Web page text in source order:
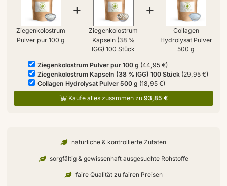
Ziegenkolostrum
Pulver pur 100 g
+
Ziegenkolostrum
Kapseln (38 %
IGG) 100 Stück
+
Collagen
Hydrolysat Pulver
500 g
Ziegenkolostrum Pulver pur 100 g (44,95 €)
Ziegenkolostrum Kapseln (38 % IGG) 100 Stück(29,95 €)
Collagen Hydrolysat Pulver 500 g (18,95 €)
Kaufe alles zusammen zu 93,85 €
natürliche & kontrollierte Zutaten
sorgfältig & gewissenhaft ausgesuchte Rohstoffe
faire Qualität zu fairen Preisen